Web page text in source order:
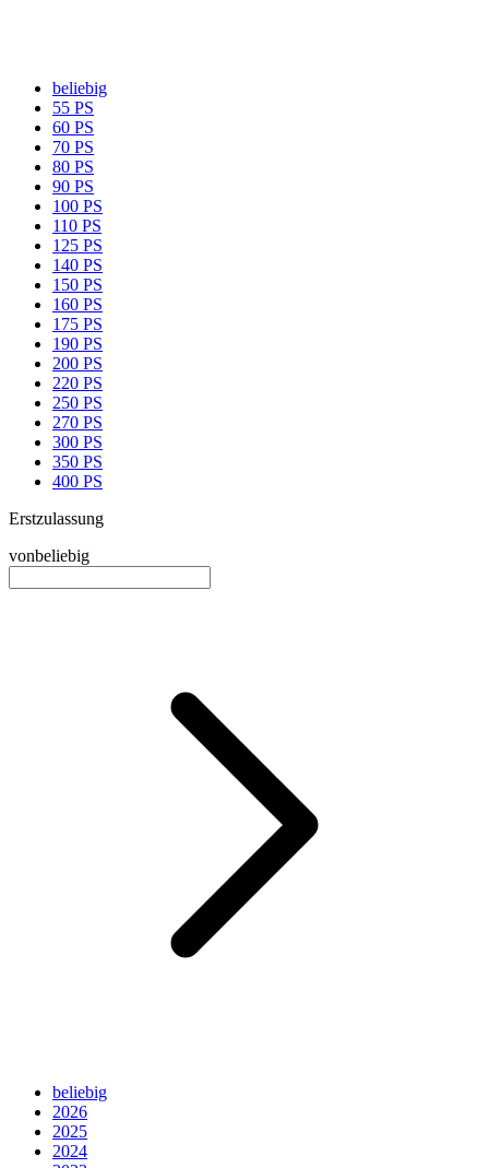
beliebig
55 PS
60 PS
70 PS
80 PS
90 PS
100 PS
110 PS
125 PS
140 PS
150 PS
160 PS
175 PS
190 PS
200 PS
220 PS
250 PS
270 PS
300 PS
350 PS
400 PS
Erstzulassung
vonbeliebig
beliebig
2026
2025
2024